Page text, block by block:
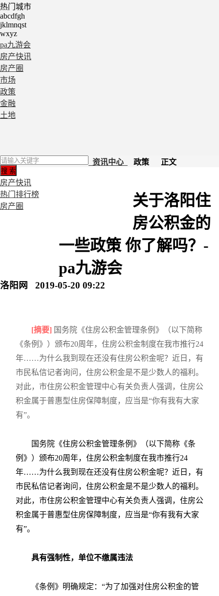
热门城市
abcdfgh
jklmnqst
wxyz
pa九游会
房产快讯
房产圈
市场
政策
金融
土地
房产快讯
热门排行榜
房产圈
资讯中心 政策 正文
关于洛阳住
房公积金的
一些政策 你了解吗？-
pa九游会
洛阳网 2019-05-20 09:22
[摘要] 国务院《住房公积金管理条例》（以下简称
《条例》）颁布20周年，住房公积金制度在我市推行24
年……为什么我到现在还没有住房公积金呢？近日，有
市民私信记者询问，住房公积金是不是少数人的福利。
对此，市住房公积金管理中心有关负责人强调，住房公
积金属于普惠型住房保障制度，应当是“你有我有大家
有”。
国务院《住房公积金管理条例》（以下简称《条
例》）颁布20周年，住房公积金制度在我市推行24
年……为什么我到现在还没有住房公积金呢？近日，有
市民私信记者询问，住房公积金是不是少数人的福利。
对此，市住房公积金管理中心有关负责人强调，住房公
积金属于普惠型住房保障制度，应当是“你有我有大家
有”。
具有强制性，单位不缴属违法
《条例》明确规定：“为了加强对住房公积金的管